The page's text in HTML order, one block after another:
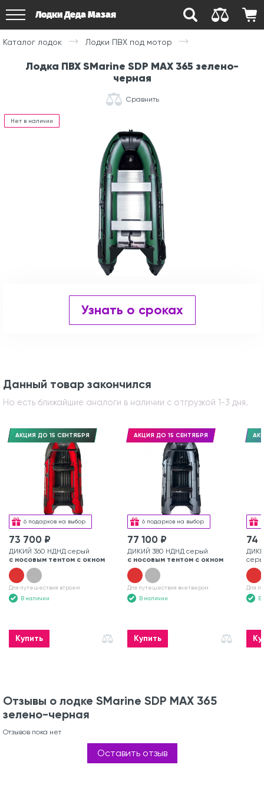
Лодки Деда Мазая
Каталог лодок Лодки ПВХ под мотор
Лодка ПВХ SMarine SDP MAX 365 зелено-
черная
Сравнить
Нет в наличии
Узнать о сроках
Данный товар закончился
Но есть ближайшие аналоги в наличии с отгрузкой 1-3 дня.
6 подарков на выбор
АКЦИЯ ДО 15 СЕНТЯБРЯ
73 700 ₽
ДИКИЙ 360 НДНД серый
с носовым тентом с окном
Для путешествия втроем
В наличии
Купить
6 подарков на выбор
АКЦИЯ ДО 15 СЕНТЯБРЯ
77 100 ₽
ДИКИЙ 380 НДНД серый
с носовым тентом с окном
Для путешествия вчетвером
В наличии
Купить
74
Для
В
Отзывы о лодке SMarine SDP MAX 365
зелено-черная
Отзывов пока нет
Оставить отзыв